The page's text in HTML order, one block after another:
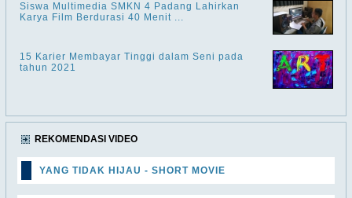
Siswa Multimedia SMKN 4 Padang Lahirkan
Karya Film Berdurasi 40 Menit ...
15 Karier Membayar Tinggi dalam Seni pada
tahun 2021
REKOMENDASI VIDEO
YANG TIDAK HIJAU - SHORT MOVIE